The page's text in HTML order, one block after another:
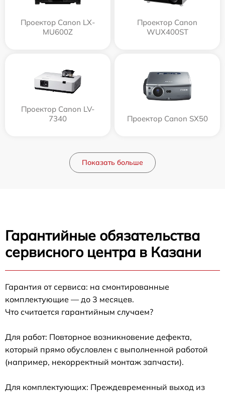
Проектор Canon LX-
MU600Z
Проектор Canon
WUX400ST
Проектор Canon LV-
7340
Проектор Canon SX50
Показать больше
Гарантийные обязательства
сервисного центра в Казани
Гарантия от сервиса: на смонтированные
комплектующие — до 3 месяцев.
Что считается гарантийным случаем?
Для работ: Повторное возникновение дефекта,
который прямо обусловлен с выполненной работой
(например, некорректный монтаж запчасти).
Для комплектующих: Преждевременный выход из